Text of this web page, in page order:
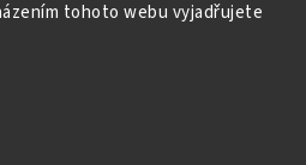
tohoto webu vyjadřujete